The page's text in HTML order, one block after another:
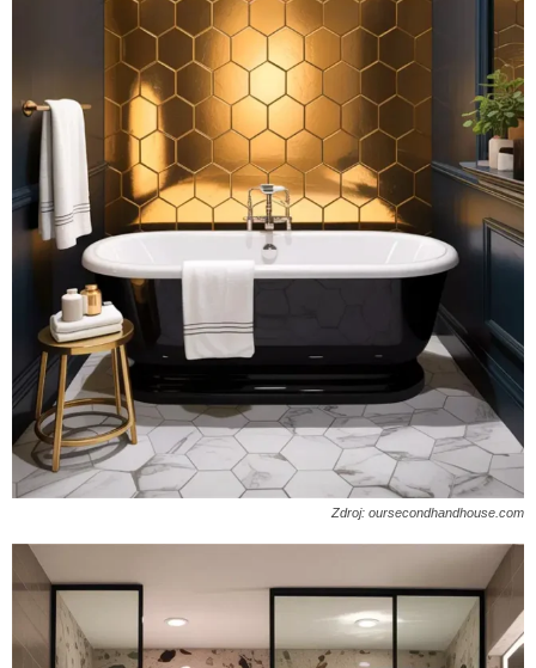
Zdroj: oursecondhandhouse.com